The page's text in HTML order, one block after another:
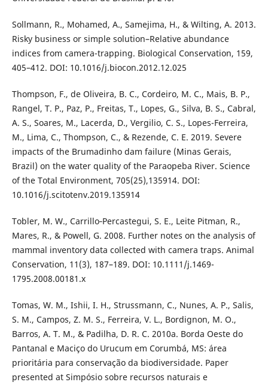
Sollmann, R., Mohamed, A., Samejima, H., & Wilting, A. 2013.
Risky business or simple solution–Relative abundance
indices from camera-trapping. Biological Conservation, 159,
405–412. DOI: 10.1016/j.biocon.2012.12.025
Thompson, F., de Oliveira, B. C., Cordeiro, M. C., Mais, B. P.,
Rangel, T. P., Paz, P., Freitas, T., Lopes, G., Silva, B. S., Cabral,
A. S., Soares, M., Lacerda, D., Vergilio, C. S., Lopes-Ferreira,
M., Lima, C., Thompson, C., & Rezende, C. E. 2019. Severe
impacts of the Brumadinho dam failure (Minas Gerais,
Brazil) on the water quality of the Paraopeba River. Science
of the Total Environment, 705(25),135914. DOI:
10.1016/j.scitotenv.2019.135914
Tobler, M. W., Carrillo‐Percastegui, S. E., Leite Pitman, R.,
Mares, R., & Powell, G. 2008. Further notes on the analysis of
mammal inventory data collected with camera traps. Animal
Conservation, 11(3), 187–189. DOI: 10.1111/j.1469-
1795.2008.00181.x
Tomas, W. M., Ishii, I. H., Strussmann, C., Nunes, A. P., Salis,
S. M., Campos, Z. M. S., Ferreira, V. L., Bordignon, M. O.,
Barros, A. T. M., & Padilha, D. R. C. 2010a. Borda Oeste do
Pantanal e Maciço do Urucum em Corumbá, MS: área
prioritária para conservação da biodiversidade. Paper
presented at Simpósio sobre recursos naturais e